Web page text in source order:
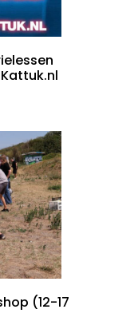
(12-17